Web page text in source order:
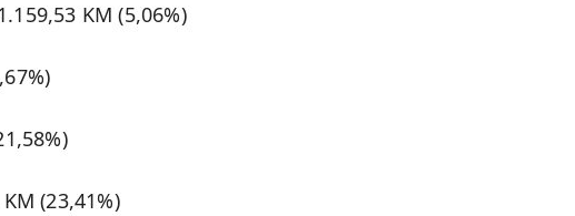
KM (5,06%)
(23,41%)